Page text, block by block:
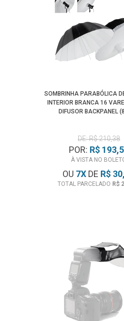
Mais
SOMBRINHA PARABÓLICA
INTERIOR BRANCA 16
DIFUSOR BACKPANEL
DE: R$ 210,38
POR: R$
À VISTA NO
OU 7X DE R$
TOTAL PARCELADO R$